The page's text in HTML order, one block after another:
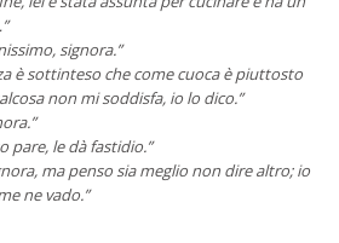
signora.”
è sottinteso che come cuoca è piuttosto
non mi soddisfa, io lo dico.”
pare, le dà fastidio.”
ma penso sia meglio non dire altro; io
ne vado.”